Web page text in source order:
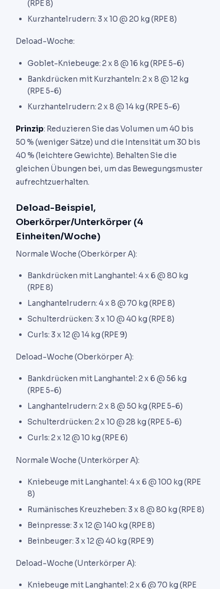
(RPE 8)
Kurzhantelrudern: 3 x 10 @ 20 kg (RPE 8)
Deload-Woche:
Goblet-Kniebeuge: 2 x 8 @ 16 kg (RPE 5-6)
Bankdrücken mit Kurzhanteln: 2 x 8 @ 12 kg
(RPE 5-6)
Kurzhantelrudern: 2 x 8 @ 14 kg (RPE 5-6)
Prinzip: Reduzieren Sie das Volumen um 40 bis
50 % (weniger Sätze) und die Intensität um 30 bis
40 % (leichtere Gewichte). Behalten Sie die
gleichen Übungen bei, um das Bewegungsmuster
aufrechtzuerhalten.
Deload-Beispiel,
Oberkörper/Unterkörper (4
Einheiten/Woche)
Normale Woche (Oberkörper A):
Bankdrücken mit Langhantel: 4 x 6 @ 80 kg
(RPE 8)
Langhantelrudern: 4 x 8 @ 70 kg (RPE 8)
Schulterdrücken: 3 x 10 @ 40 kg (RPE 8)
Curls: 3 x 12 @ 14 kg (RPE 9)
Deload-Woche (Oberkörper A):
Bankdrücken mit Langhantel: 2 x 6 @ 56 kg
(RPE 5-6)
Langhantelrudern: 2 x 8 @ 50 kg (RPE 5-6)
Schulterdrücken: 2 x 10 @ 28 kg (RPE 5-6)
Curls: 2 x 12 @ 10 kg (RPE 6)
Normale Woche (Unterkörper A):
Kniebeuge mit Langhantel: 4 x 6 @ 100 kg (RPE
8)
Rumänisches Kreuzheben: 3 x 8 @ 80 kg (RPE 8)
Beinpresse: 3 x 12 @ 140 kg (RPE 8)
Beinbeuger: 3 x 12 @ 40 kg (RPE 9)
Deload-Woche (Unterkörper A):
Kniebeuge mit Langhantel: 2 x 6 @ 70 kg (RPE